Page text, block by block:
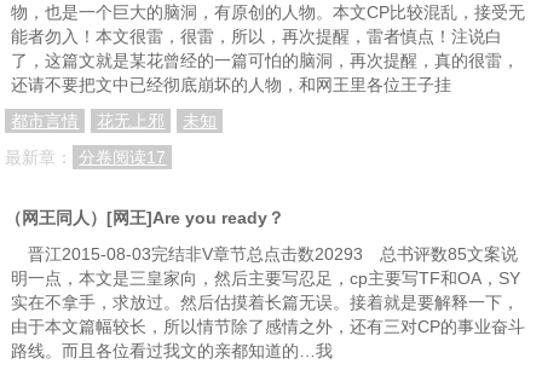
物，也是一个巨大的脑洞，有原创的人物。本文CP比较混乱，接受无
能者勿入！本文很雷，很雷，所以，再次提醒，雷者慎点！注说白
了，这篇文就是某花曾经的一篇可怕的脑洞，再次提醒，真的很雷，
还请不要把文中已经彻底崩坏的人物，和网王里各位王子挂
都市言情
花无上邪
未知
最新章：
分卷阅读17
（网王同人）[网王]Are you ready？
晋江2015-08-03完结非V章节总点击数20293 总书评数85文案说
明一点，本文是三皇家向，然后主要写忍足，cp主要写TF和OA，SY
实在不拿手，求放过。然后估摸着长篇无误。接着就是要解释一下，
由于本文篇幅较长，所以情节除了感情之外，还有三对CP的事业奋斗
路线。而且各位看过我文的亲都知道的…我